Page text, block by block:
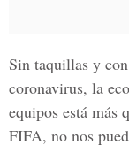
Sin taquillas y
coronavirus, la
equipos está más
FIFA, no nos